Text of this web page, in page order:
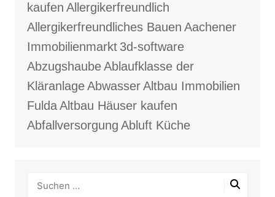
kaufen Allergikerfreundlich
Allergikerfreundliches Bauen Aachener
Immobilienmarkt 3d-software
AbzugshaubeAblaufklasse der
KläranlageAbwasserAltbau Immobilien
FuldaAltbau Häuser kaufen
Abfallversorgung Abluft Küche